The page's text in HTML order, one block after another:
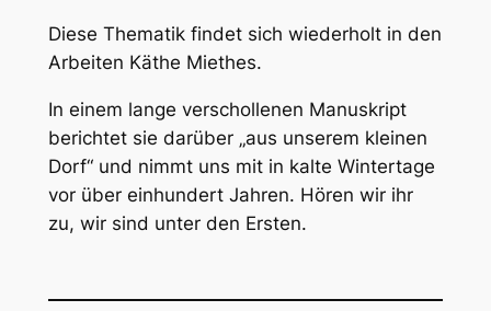
Diese Thematik findet sich wiederholt in den
Arbeiten Käthe Miethes.
In einem lange verschollenen Manuskript
berichtet sie darüber „aus unserem kleinen
Dorf“ und nimmt uns mit in kalte Wintertage
vor über einhundert Jahren. Hören wir ihr
zu, wir sind unter den Ersten.